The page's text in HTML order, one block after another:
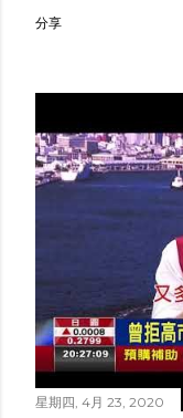
分享
星期四, 4月 23, 2020